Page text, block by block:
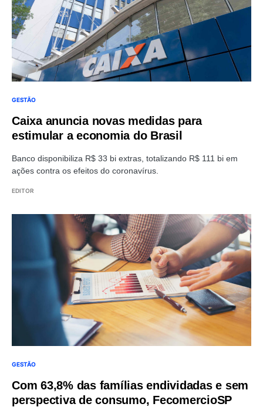
GESTÃO
Caixa anuncia novas medidas para
estimular a economia do Brasil
Banco disponibiliza R$ 33 bi extras, totalizando R$ 111 bi em
ações contra os efeitos do coronavírus.
EDITOR
GESTÃO
Com 63,8% das famílias endividadas e sem
perspectiva de consumo, FecomercioSP